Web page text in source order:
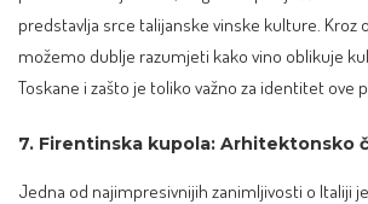
predstavlja srce talijanske vinske kulture. Kroz
možemo dublje razumjeti kako vino oblikuje
Toskane i zašto je toliko važno za identitet ove
7. Firentinska kupola: Arhitektonsko
Jedna od najimpresivnijih zanimljivosti o Italiji